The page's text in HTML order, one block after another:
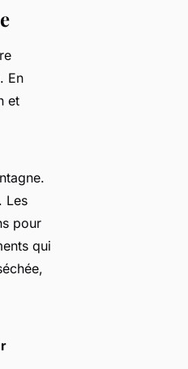
En
et
. Les
pour
qui